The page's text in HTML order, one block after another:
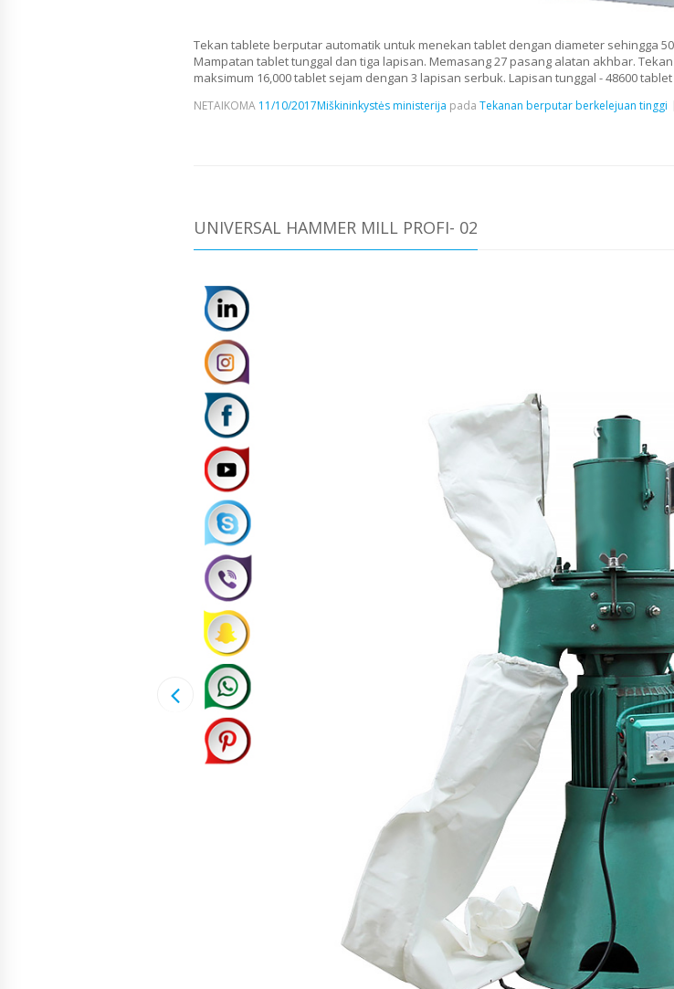
Tekan tablete berputar automatik untuk menekan tablet dengan diameter sehingga
Mampatan tablet tunggal dan tiga lapisan. Memasang 27 pasang alatan akhbar.
maksimum 16,000 tablet sejam dengan 3 lapisan serbuk. Lapisan tunggal - 48600
NETAIKOMA 11/10/2017Miškininkystės ministerija pada Tekanan berputar berkelejuan tinggi
UNIVERSAL HAMMER MILL PROFI- 02